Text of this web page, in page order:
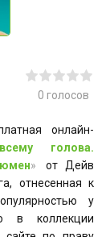
0 голосов
онлайн-
голова.
»
от Дейв
отнесенная к
у
в коллекции